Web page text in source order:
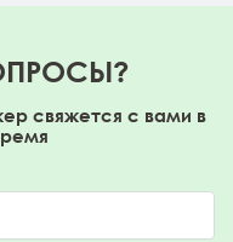
свяжется с вами в